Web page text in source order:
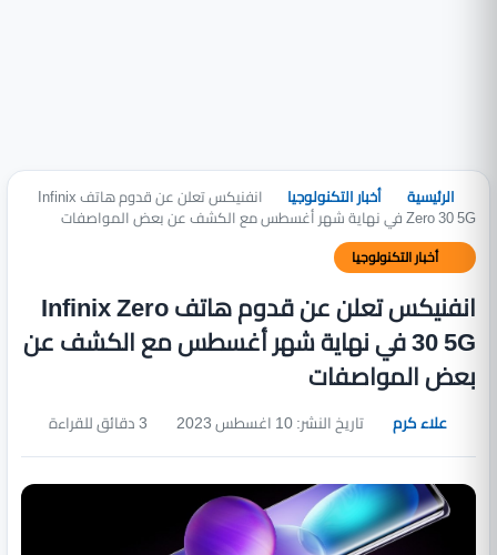
الرئيسية أخبار التكنولوجيا انفنيكس تعلن عن قدوم هاتف Infinix
Zero 30 5G في نهاية شهر أغسطس مع الكشف عن بعض المواصفات
أخبار التكنولوجيا
انفنيكس تعلن عن قدوم هاتف Infinix Zero
30 5G في نهاية شهر أغسطس مع الكشف عن
بعض المواصفات
علاء كرم تاريخ النشر: 10 اغسطس 2023